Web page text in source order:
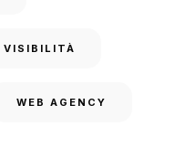
VISIBILITÀ
WEB AGENCY